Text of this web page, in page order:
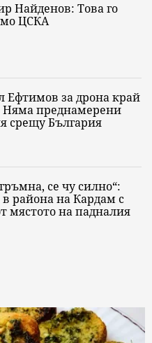
Найденов: Това го
ЦСКА
Ефтимов за дрона край
Няма преднамерени
срещу България
се чу силно“:
района на Кардам с
мястото на падналия